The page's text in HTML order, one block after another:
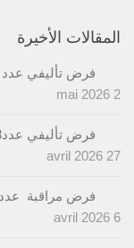
المقالات الأخيرة
فرض تأليفي عدد 3 في مادة الرياضيات السنة التاسعة
2 mai 2026
فرض تأليفي عدد3 مادة التاريخ السنة التاسعة
27 avril 2026
فرض مراقبة عدد 3 مادة الجغرافيا السنة الثامنة
6 avril 2026